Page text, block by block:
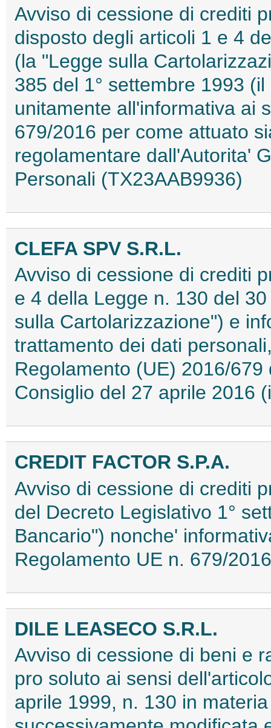
Avviso di cessione di crediti
disposto degli articoli 1 e 4
(la "Legge sulla
385 del 1° settembre 1993
unitamente all'informativa ai
679/2016 per come attuato
regolamentare dall'Autorita'
Personali (TX23AAB9936)
CLEFA SPV S.R.L.
Avviso di cessione di crediti
e 4 della Legge n. 130 del
sulla Cartolarizzazione") e
trattamento dei dati
Regolamento (UE) 2016/
Consiglio del 27 aprile 2016
CREDIT FACTOR S.P.A.
Avviso di cessione di crediti
del Decreto Legislativo 1°
Bancario") nonche'
Regolamento UE n. 679/
DILE LEASECO S.R.L.
Avviso di cessione di beni e
pro soluto ai sensi
aprile 1999, n. 130 in